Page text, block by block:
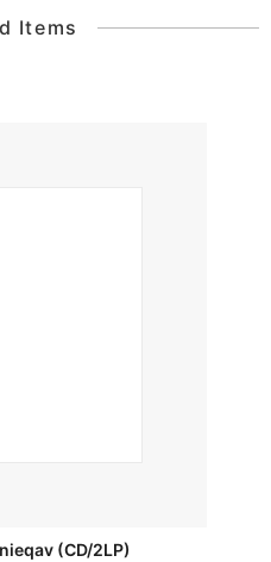
Items
(CD/2LP)